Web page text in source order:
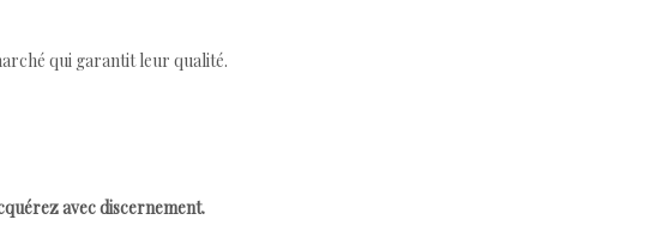
qui garantit leur qualité.
avec discernement.